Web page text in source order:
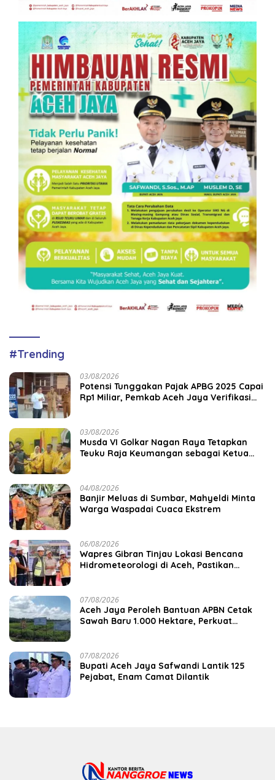
#Trending
03/08/2026
Potensi Tunggakan Pajak APBG 2025 Capai
Rp1 Miliar, Pemkab Aceh Jaya Verifikasi
03/08/2026
Musda VI Golkar Nagan Raya Tetapkan
Teuku Raja Keumangan sebagai Ketua
04/08/2026
Banjir Meluas di Sumbar, Mahyeldi Minta
Warga Waspadai Cuaca Ekstrem
06/08/2026
Wapres Gibran Tinjau Lokasi Bencana
Hidrometeorologi di Aceh, Pastikan
07/08/2026
Aceh Jaya Peroleh Bantuan APBN Cetak
Sawah Baru 1.000 Hektare, Perkuat
07/08/2026
Bupati Aceh Jaya Safwandi Lantik 125
Pejabat, Enam Camat Dilantik